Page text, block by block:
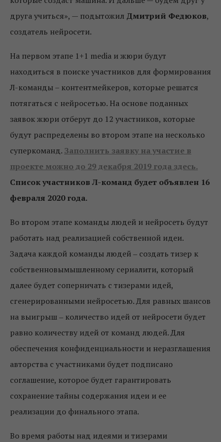
друга учиться», — подытожил Дмитрий Федюков,
создатель нейросети.
На первом этапе 1+1 media и жюри будут
находиться в поиске участников для формирования
Л-команды – контентмейкеров, которые решатся
потягаться с нейросетью. На основе поданных
заявок жюри отберут до 12 участников, которые
будут распределены во втором этапе на несколько
суперкоманд. Заполнить заявку на участие в
проекте можно до 29 декабря 2019 года здесь.
Список участников Л-команд будет объявлен 16
февраля 2020 года.
Во втором этапе команды людей и нейросеть будут
работать над реализацией собственной идеи.
Задача каждой команды людей ‒ создать тизер к
собственновымышленному сериалити, который
далее будет соперничать с тизерами идей,
сгенерированными нейросетью. Для равных шансов
на выигрыш ‒ количество идей от нейросети будет
равно количеству идей от команд людей. Для
обеспечения конфиденциальности и неразглашения
авторства с участниками будет подписано
соглашение, которое будет гарантировать
сохранение тайны содержания идеи и ее
реализации до финального этапа.
Во время работы над идеями и тизерами